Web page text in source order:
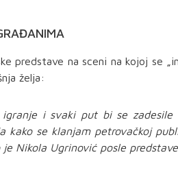
predstave na sceni na kojoj se
želja:
i svaki put bi se zadesile
kako se klanjam petrovačkoj
Nikola Ugrinović posle